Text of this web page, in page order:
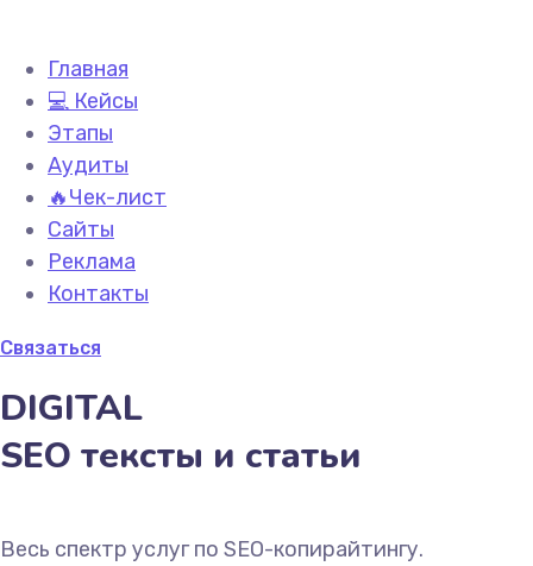
Главная
💻 Кейсы
Этапы
Аудиты
🔥Чек-лист
Сайты
Реклама
Контакты
Связаться
DIGITAL
SEO тексты и статьи
Весь спектр услуг по SEO-копирайтингу.